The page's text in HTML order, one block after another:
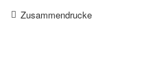
Zusammendrucke